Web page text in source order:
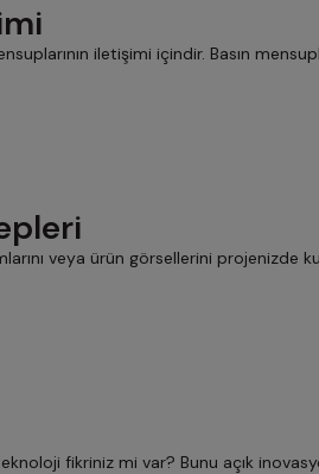
iletişimi içindir. Basın
veya ürün görsellerini projenizde
fikriniz mi var? Bunu açık